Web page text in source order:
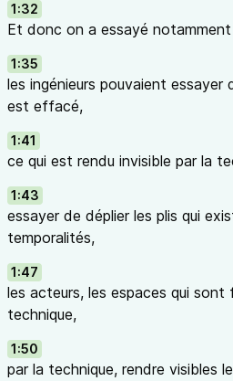
1:32
Et donc on a essayé
1:35
les ingénieurs pouvaient essayer
est effacé,
1:41
ce qui est rendu invisible par la
1:43
essayer de déplier les plis qui
temporalités,
1:47
les acteurs, les espaces qui sont
technique,
1:50
par la technique, rendre visibles